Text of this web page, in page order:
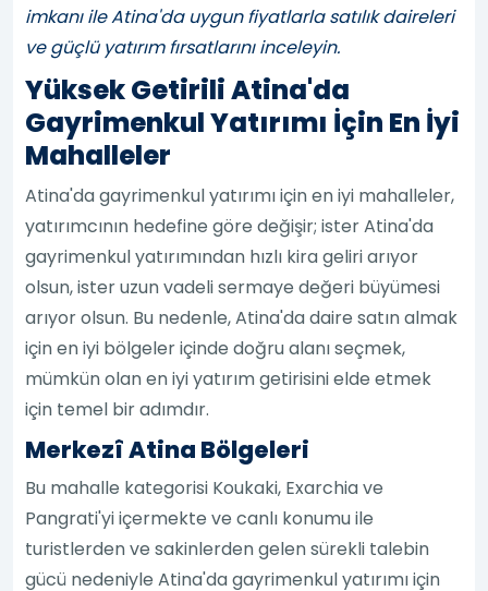
imkanı ile Atina'da uygun fiyatlarla satılık daireleri
ve güçlü yatırım fırsatlarını inceleyin.
Yüksek Getirili Atina'da
Gayrimenkul Yatırımı İçin En İyi
Mahalleler
Atina'da gayrimenkul yatırımı için en iyi mahalleler,
yatırımcının hedefine göre değişir; ister Atina'da
gayrimenkul yatırımından hızlı kira geliri arıyor
olsun, ister uzun vadeli sermaye değeri büyümesi
arıyor olsun. Bu nedenle, Atina'da daire satın almak
için en iyi bölgeler içinde doğru alanı seçmek,
mümkün olan en iyi yatırım getirisini elde etmek
için temel bir adımdır.
Merkezî Atina Bölgeleri
Bu mahalle kategorisi Koukaki, Exarchia ve
Pangrati'yi içermekte ve canlı konumu ile
turistlerden ve sakinlerden gelen sürekli talebin
gücü nedeniyle Atina'da gayrimenkul yatırımı için